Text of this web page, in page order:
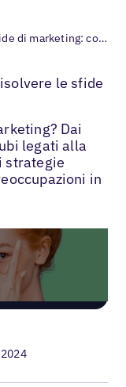
Sfide di marketing: come risolverle
le sfide
Dai
legati alla
strategie
in